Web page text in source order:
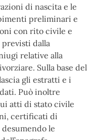
di nascita e le
preliminari e
con rito civile e
dalla
relative alla
Sulla base del
gli estratti e i
Può inoltre
atti di stato civile
certificati di
le